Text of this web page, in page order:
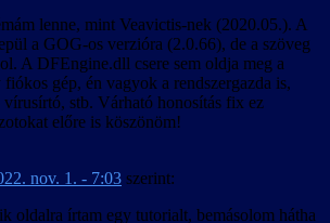
fájlt kellett volna kiadni. A megoldást az ún.
amihez találtunk egy olyan parancssori
egy ekkora fájllal is. A Director’s Cut
erre nem volt szükség, mert ahhoz létezett
amire az eredetit lecserélve a
adatfájlokat betölteni, így csak a többi
lenne, mint Veavictis-nek (2020.05.). A
a GOG-os verzióra (2.0.66), de a szöveg
A DFEngine.dll csere sem oldja meg a
gép, én vagyok a rendszergazda is,
stb. Várható honosítás fix ez
előre is köszönöm!
nov. 1. - 7:03 szerint:
oldalra írtam egy tutorialt, bemásolom hátha